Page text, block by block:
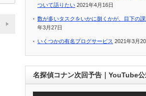
ついて語りたい 2021年4月16日
数が多いタスクをいかに捌くかが、目下の課
年3月27日
いくつかの有名ブログサービス 2021年3月
名探偵コナン次回予告｜YouTube